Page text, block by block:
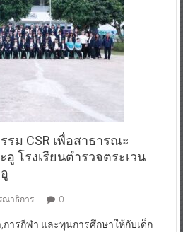
ม CSR เพื่อสาธารณะ
โรงเรียนตำรวจตระเวน
ณาธิการ 0
ารกีฬา และทุนการศึกษาให้กับเด็ก